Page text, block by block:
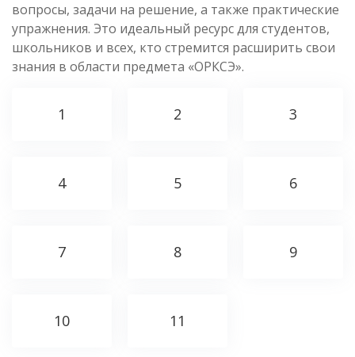
вопросы, задачи на решение, а также практические
упражнения. Это идеальный ресурс для студентов,
школьников и всех, кто стремится расширить свои
знания в области предмета «ОРКСЭ».
1 2 3
4 5 6
7 8 9
10 11